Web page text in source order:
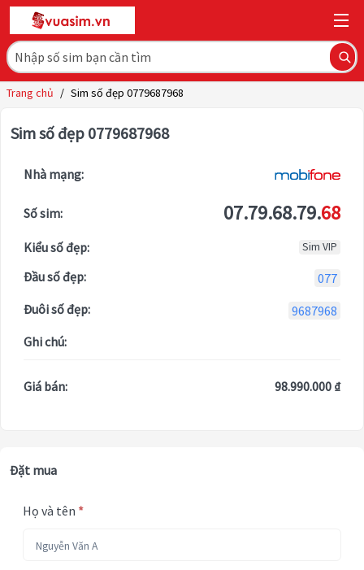
Trang chủ / Sim số đẹp 0779687968
Sim số đẹp 0779687968
Nhà mạng:
Số sim: 07.79.68.79.68
Kiểu số đẹp: Sim VIP
Đầu số đẹp:
077
Đuôi số đẹp:
9687968
Ghi chú:
Giá bán: 98.990.000 ₫
Đặt mua
Họ và tên *